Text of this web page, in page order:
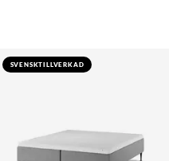
SVENSKTILLVERKAD